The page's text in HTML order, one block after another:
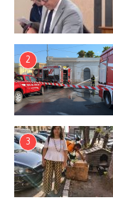
2
3